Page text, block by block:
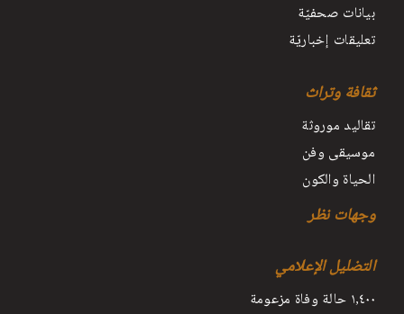
بيانات صحفيّة
تعليقات إخباريّة
ثقافة وتراث
تقاليد موروثة
موسيقى وفن
الحياة والكون
وجهات نظر
التضليل الإعلامي
١٫٤٠٠ حالة وفاة مزعومة